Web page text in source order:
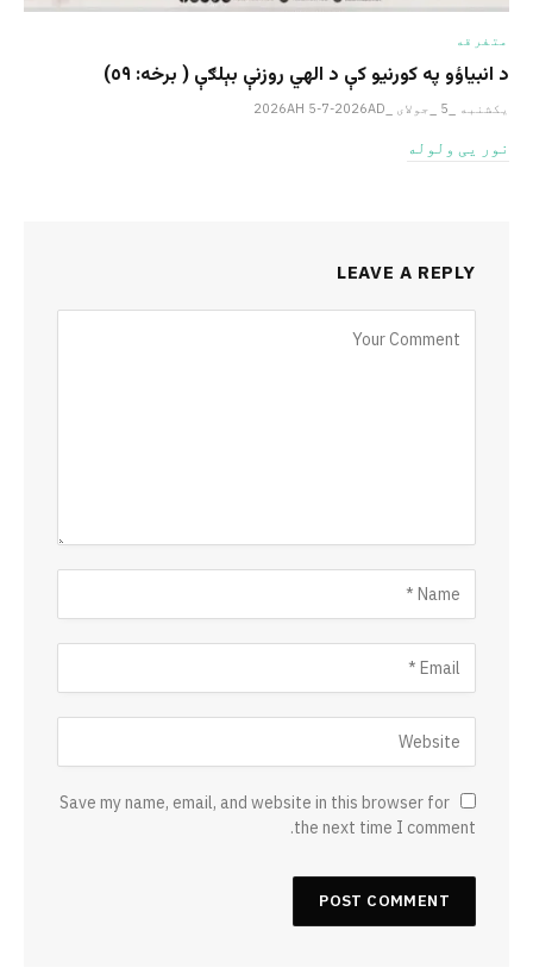
متفرقه
د انبیاؤو په کورنیو کې د الهي روزنې بېلګې ( برخه: ٥٩)
یکشنبه _5 _جولای _2026AH 5-7-2026AD
نور یی ولوله
LEAVE A REPLY
Save my name, email, and website in this browser for
the next time I comment.